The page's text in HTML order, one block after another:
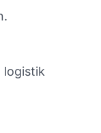
logistik